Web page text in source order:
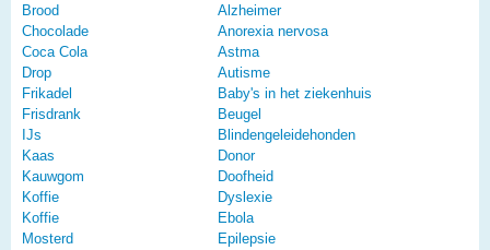
Brood
Chocolade
Coca Cola
Drop
Frikadel
Frisdrank
IJs
Kaas
Kauwgom
Koffie
Koffie
Mosterd
Alzheimer
Anorexia nervosa
Astma
Autisme
Baby's in het ziekenhuis
Beugel
Blindengeleidehonden
Donor
Doofheid
Dyslexie
Ebola
Epilepsie